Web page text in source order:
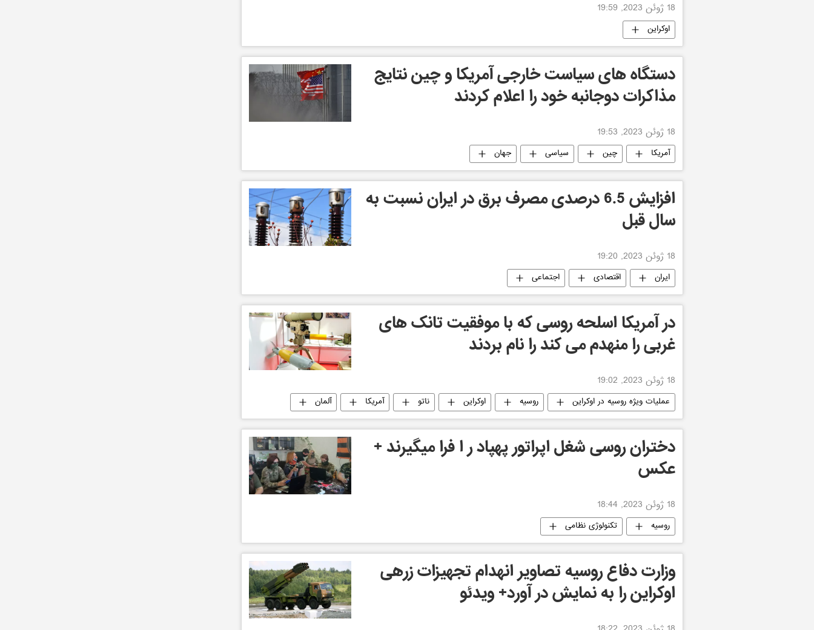
18 ژوئن 2023, 19:59
اوکراین
دستگاه های سیاست خارجی آمریکا و چین نتایج
مذاکرات دوجانبه خود را اعلام کردند
18 ژوئن 2023, 19:53
آمریکا چین سیاسی جهان
افزایش 6.5 درصدی مصرف برق در ایران نسبت به
سال قبل
18 ژوئن 2023, 19:20
ایران اقتصادی اجتماعی
در آمریکا اسلحه روسی که با موفقیت تانک های
غربی را منهدم می کند را نام بردند
18 ژوئن 2023, 19:02
عملیات ویژه روسیه در اوکراین روسیه اوکراین ناتو آمریکا
آلمان
اسرائیل
تکنولوژی نظامی
دختران روسی شغل اپراتور پهپاد ر ا فرا میگیرند +
عکس
18 ژوئن 2023, 18:44
روسیه تکنولوژی نظامی
وزارت دفاع روسیه تصاویر انهدام تجهیزات زرهی
اوکراین را به نمایش در آورد+ ویدئو